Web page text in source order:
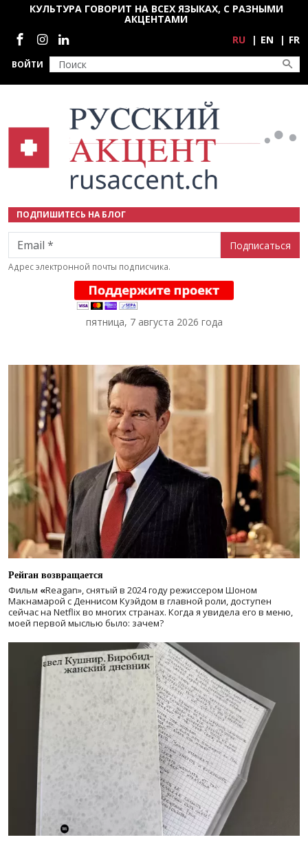
Перейти к основному содержанию
ВОЙТИ
КУЛЬТУРА ГОВОРИТ НА ВСЕХ ЯЗЫКАХ, С РАЗНЫМИ
АКЦЕНТАМИ
Социальные сети
RU EN FR
ПОДПИШИТЕСЬ НА БЛОГ
Email
Адрес электронной почты подписчика.
пятница, 7 августа 2026 года
Рейган возвращается
Фильм «Reagan», снятый в 2024 годурежиссером Шоном
Макнамарой с Деннисом Куэйдом в главной роли, доступен
сейчас на Netflix во многих странах. Когда я увидела его в меню,
моей первой мыслью было: зачем?